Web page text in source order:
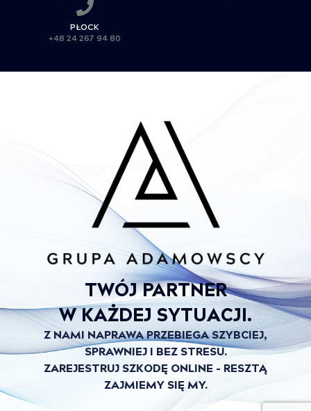
PŁOCK
+48 24 267 94 80
TWÓJ PARTNER
W KAŻDEJ SYTUACJI.
Z NAMI NAPRAWA PRZEBIEGA SZYBCIEJ,
SPRAWNIEJ I BEZ STRESU.
ZAREJESTRUJ SZKODĘ ONLINE – RESZTĄ
ZAJMIEMY SIĘ MY.